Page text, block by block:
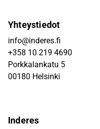
Yhteystiedot
info@inderes.fi
+358 10 219 4690
Porkkalankatu 5
00180 Helsinki
Inderes